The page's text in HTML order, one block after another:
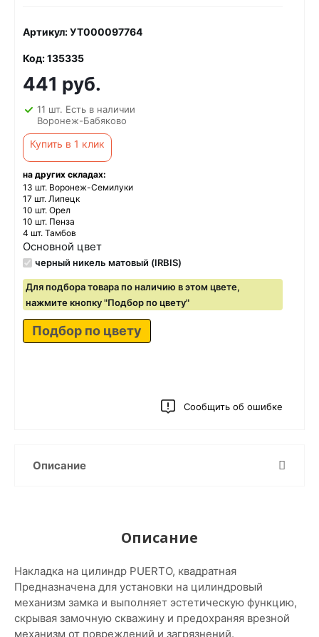
Артикул: УТ000097764
Код: 135335
441 руб.
11 шт. Есть в наличии
Воронеж-Бабяково
Купить в 1 клик
на других складах:
13 шт. Воронеж-Семилуки
17 шт. Липецк
10 шт. Орел
10 шт. Пенза
4 шт. Тамбов
Основной цвет
черный никель матовый (IRBIS)
Для подбора товара по наличию в этом цвете,
нажмите кнопку "Подбор по цвету"
Подбор по цвету
Сообщить об ошибке
Описание
Описание
Накладка на цилиндр PUERTO, квадратная
Предназначена для установки на цилиндровый
механизм замка и выполняет эстетическую функцию,
скрывая замочную скважину и предохраняя врезной
механизм от повреждений и загрязнений.